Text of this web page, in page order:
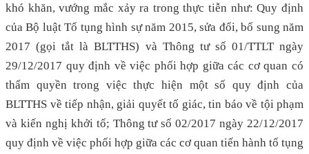
khó khăn, vướng mắc xảy ra trong thực tiễn như: Quy định
của Bộ luật Tố tụng hình sự năm 2015, sửa đổi, bổ sung năm
2017 (gọi tắt là BLTTHS) và Thông tư số 01/TTLT ngày
29/12/2017 quy định về việc phối hợp giữa các cơ quan có
thẩm quyền trong việc thực hiện một số quy định của
BLTTHS về tiếp nhận, giải quyết tố giác, tin báo về tội phạm
và kiến nghị khởi tố; Thông tư số 02/2017 ngày 22/12/2017
quy định về việc phối hợp giữa các cơ quan tiến hành tố tụng